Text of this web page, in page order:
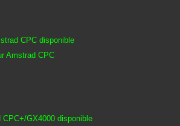
CPC disponible
Amstrad CPC
GX4000 disponible